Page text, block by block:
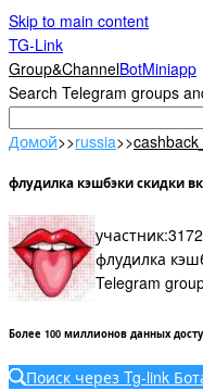
Skip to main content
TG-Link
Group&ChannelBotMiniapp
Search Telegram groups
Домой>>russia>>
флудилка кэшбэки скидки
участник:3172
флудилка
Telegram
Более 100 миллионов данных
Поиск через Tg-link